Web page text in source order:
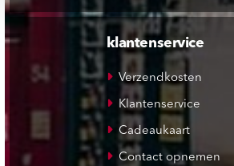
klantenservice
Verzendkosten
Klantenservice
Cadeaukaart
Contact opnemen